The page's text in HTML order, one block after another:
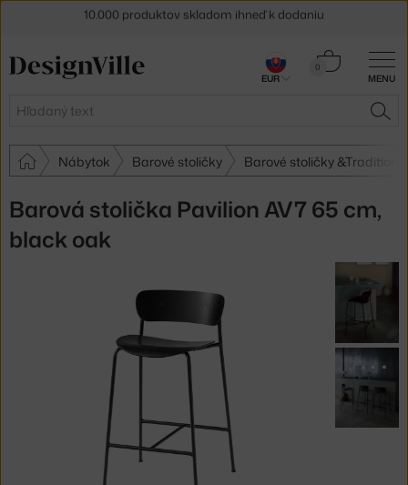
MENU
Hľadať
0
Košík
Nábytok Barové stoličky Barové stoličky &Tradition
Barová stolička Pavilion AV7 65 cm,
black oak
30 dní na vrátenie tovaru
EUR